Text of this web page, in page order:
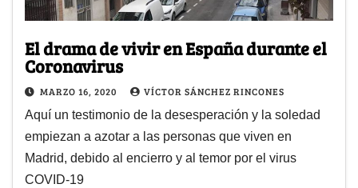
El drama de vivir en España durante el
Coronavirus
MARZO 16, 2020 VÍCTOR SÁNCHEZ RINCONES
Aquí un testimonio de la desesperación y la soledad
empiezan a azotar a las personas que viven en
Madrid, debido al encierro y al temor por el virus
COVID-19